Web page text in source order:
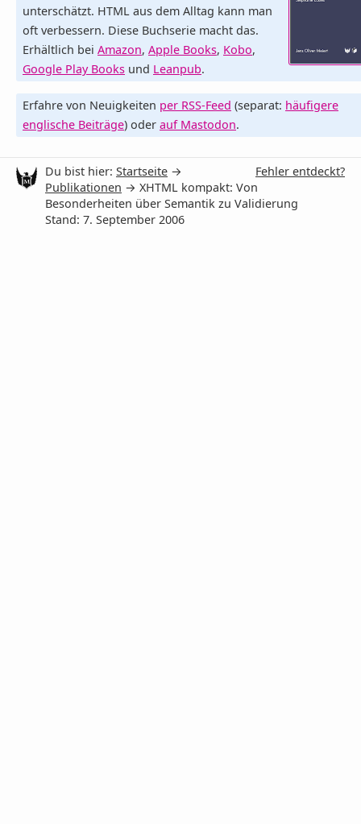
unterschätzt. HTML aus dem Alltag kann man
oft verbessern. Diese Buchserie macht das.
Erhältlich bei Amazon, Apple Books, Kobo,
Google Play Books und Leanpub.
Erfahre von Neuigkeiten per RSS-Feed (separat: häufigere
englische Beiträge) oder auf Mastodon.
Fehler entdeckt?
Du bist hier: Startseite →
Publikationen → XHTML kompakt: Von
Besonderheiten über Semantik zu Validierung
Stand: 7. September 2006